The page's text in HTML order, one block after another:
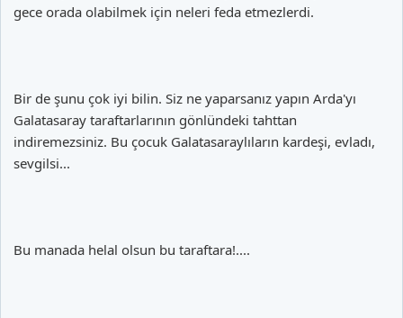
gece orada olabilmek için neleri feda etmezlerdi.
Bir de şunu çok iyi bilin. Siz ne yaparsanız yapın Arda'yı
Galatasaray taraftarlarının gönlündeki tahttan
indiremezsiniz. Bu çocuk Galatasaraylıların kardeşi, evladı,
sevgilsi...
Bu manada helal olsun bu taraftara!....